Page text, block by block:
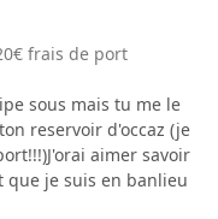
frais de port
sous mais tu me le
reservoir d'occaz (je
aimer savoir
que je suis en banlieu